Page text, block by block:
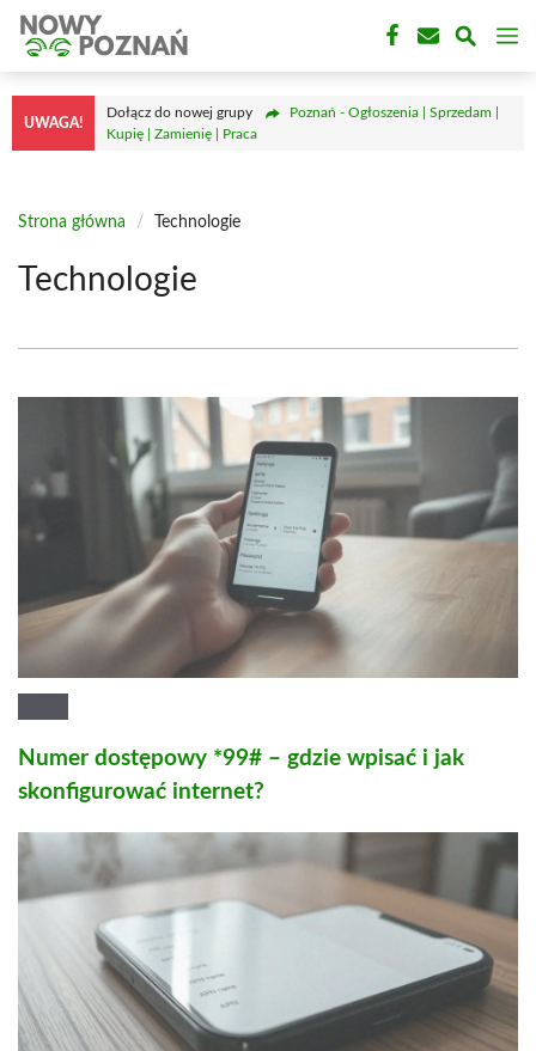
Przejdź
treści
UWAGA!
Dołącz do nowej grupy
Poznań - Ogłoszenia | Sprzedam |
Kupię | Zamienię | Praca
Strona główna / Technologie
Technologie
Numer dostępowy *99# – gdzie wpisać i jak
skonfigurować internet?